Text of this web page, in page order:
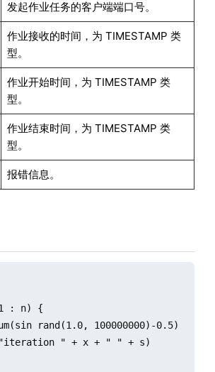
发起作业任务的客户端端口号。
作业接收的时间，为 TIMESTAMP 类
型。
作业开始时间，为 TIMESTAMP 类
型。
作业结束时间，为 TIMESTAMP 类
型。
报错信息。
: n) {
rand(1.0, 100000000)-0.5)
" + x + " " + s)